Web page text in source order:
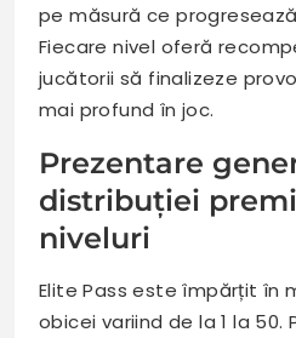
pe măsură ce
Fiecare nivel oferă
jucătorii să finalizeze
mai profund în joc.
Prezentare
distribuției
niveluri
Elite Pass este împărțit în
obicei variind de la 1 la 50.